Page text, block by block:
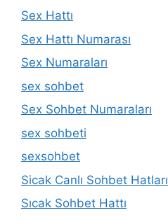
Sex Hattı
Sex Hattı Numarası
Sex Numaraları
sex sohbet
Sex Sohbet Numaraları
sex sohbeti
sexsohbet
Sicak Canlı Sohbet Hatları
Sıcak Sohbet Hattı